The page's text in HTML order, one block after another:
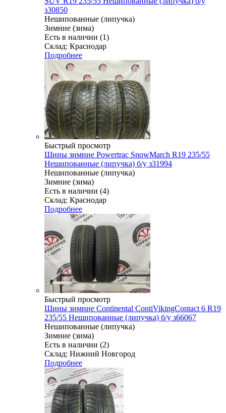
з30850
Нешипованные (липучка)
Зимние (зима)
Есть в наличии (1)
Склад: Краснодар
Подробнее
Быстрый просмотр
Шины зимние Powertrac SnowMarch R19 235/55
Нешипованные (липучка) б/у з31994
Нешипованные (липучка)
Зимние (зима)
Есть в наличии (4)
Склад: Краснодар
Подробнее
Быстрый просмотр
Шины зимние Continental ContiVikingContact 6 R19
235/55 Нешипованные (липучка) б/у з66067
Нешипованные (липучка)
Зимние (зима)
Есть в наличии (2)
Склад: Нижний Новгород
Подробнее